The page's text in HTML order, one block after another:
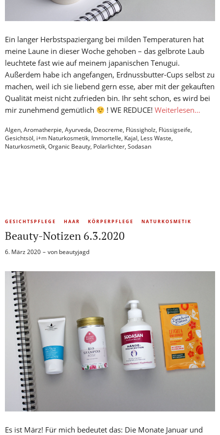
Ein langer Herbstspaziergang bei milden Temperaturen hat
meine Laune in dieser Woche gehoben – das gelbrote Laub
leuchtete fast wie auf meinem japanischen Tenugui.
Außerdem habe ich angefangen, Erdnussbutter-Cups selbst zu
machen, weil ich sie liebend gern esse, aber mit der gekauften
Qualität meist nicht zufrieden bin. Ihr seht schon, es wird bei
mir zunehmend gemütlich
! WE REDUCE!Weiterlesen…
Algen, Aromatherpie, Ayurveda, Deocreme, Flüssigholz, Flüssigseife,
Gesichtsöl, i+m Naturkosmetik, Immortelle, Kajal, Less Waste,
Naturkosmetik, Organic Beauty, Polarlichter, Sodasan
GESICHTSPFLEGE HAAR KÖRPERPFLEGE NATURKOSMETIK
Beauty-Notizen 6.3.2020
6. März 2020 von beautyjagd
Es ist März! Für mich bedeutet das: Die Monate Januar und